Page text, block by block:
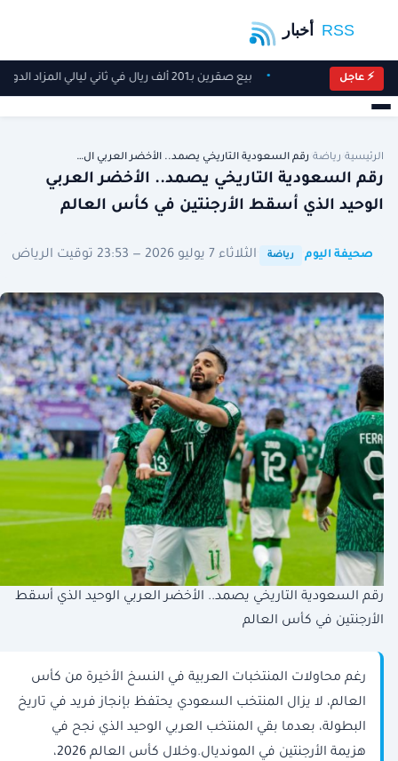
⚡ عاجل بيع صقرين بـ201 ألف ريال في ثاني ليالي المزاد الدولي لمزارع إنتاج الصقور 2026
الرئيسية رياضة رقم السعودية التاريخي يصمد.. الأخضر العربي ال…
رقم السعودية التاريخي يصمد.. الأخضر العربي
الوحيد الذي أسقط الأرجنتين في كأس العالم
صحيفة اليوم رياضة الثلاثاء 7 يوليو 2026 — 23:53 توقيت الرياض
رقم السعودية التاريخي يصمد.. الأخضر العربي الوحيد الذي أسقط
الأرجنتين في كأس العالم
رغم محاولات المنتخبات العربية في النسخ الأخيرة من كأس
العالم، لا يزال المنتخب السعودي يحتفظ بإنجاز فريد في تاريخ
البطولة، بعدما بقي المنتخب العربي الوحيد الذي نجح في
هزيمة الأرجنتين في المونديال.وخلال كأس العالم 2026،